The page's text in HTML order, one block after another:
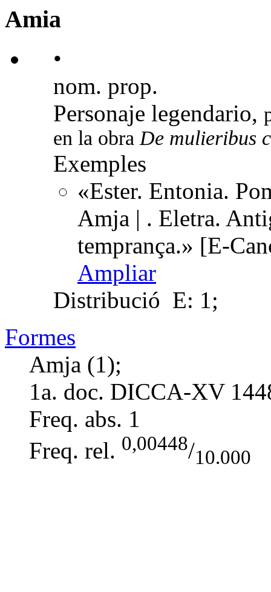
Amia
•
nom. prop.
Personaje legendario,
en la obra De mulieribus
Exemples
«Ester. Entonia.
Amja | . Eletra.
temprança.» [E-
Ampliar
Distribució E: 1;
Formes
Amja (1);
1a. doc. DICCA-XV
Freq. abs. 1
Freq. rel. 0,00448/10.000